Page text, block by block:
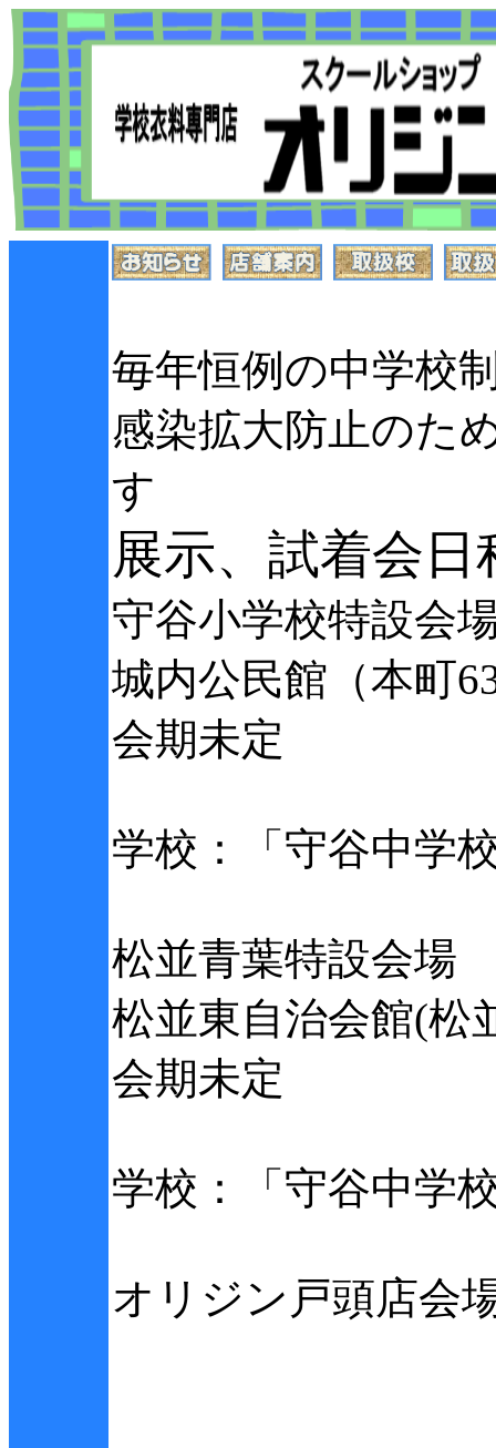
毎年恒例の中学校
感染拡大防止のた
す
展示、試着会
守谷小学校特設会
城内公民館（本町
会期未定
学校：「守谷中学
松並青葉特設会場
松並東自治会館(松
会期未定
学校：「守谷中学
オリジン戸頭店会